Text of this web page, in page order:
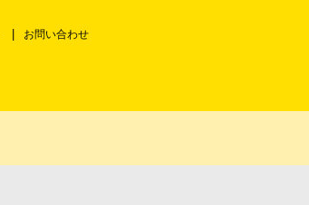
お問い合わせ